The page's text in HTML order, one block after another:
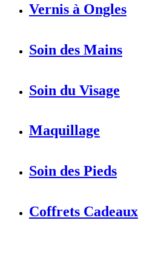
Vernis à Ongles
Soin des Mains
Soin du Visage
Maquillage
Soin des Pieds
Coffrets Cadeaux